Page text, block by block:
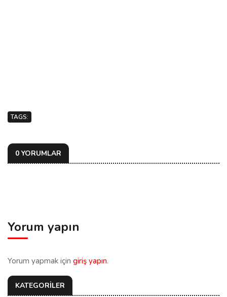
TAGS:
0 YORUMLAR
Yorum yapın
Yorum yapmak için giriş yapın.
KATEGORİLER